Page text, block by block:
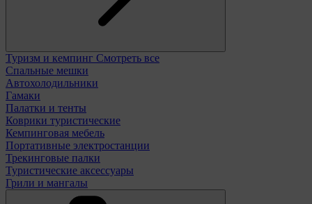
Туризм и кемпинг Смотреть все
Спальные мешки
Автохолодильники
Гамаки
Палатки и тенты
Коврики туристические
Кемпинговая мебель
Портативные электростанции
Трекинговые палки
Туристические аксессуары
Грили и мангалы